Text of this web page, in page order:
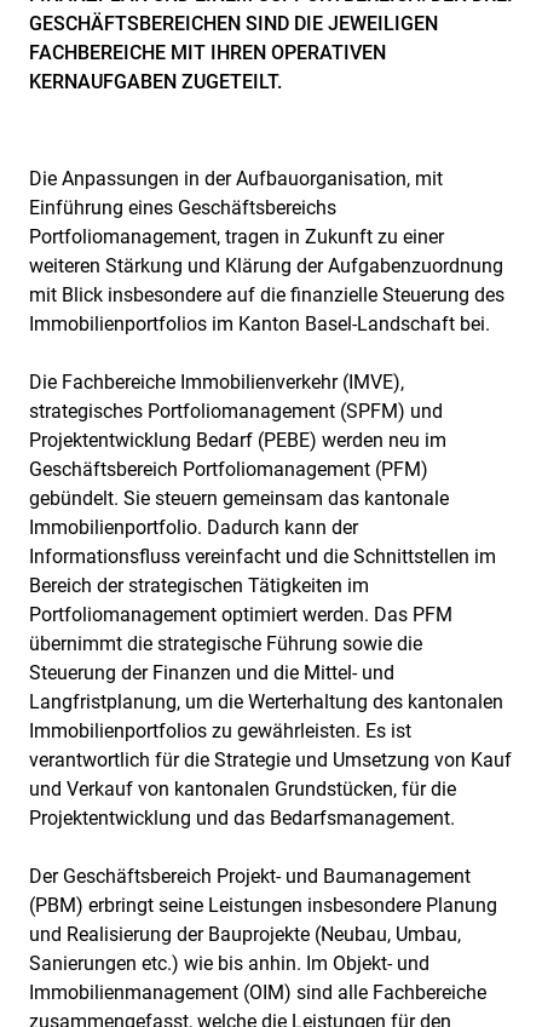
GESCHÄFTSBEREICHEN SIND DIE JEWEILIGEN
FACHBEREICHE MIT IHREN OPERATIVEN
KERNAUFGABEN ZUGETEILT.
Die Anpassungen in der Aufbauorganisation, mit
Einführung eines Geschäftsbereichs
Portfoliomanagement, tragen in Zukunft zu einer
weiteren Stärkung und Klärung der Aufgabenzuordnung
mit Blick insbesondere auf die finanzielle Steuerung des
Immobilienportfolios im Kanton Basel-Landschaft bei.
Die Fachbereiche Immobilienverkehr (IMVE),
strategisches Portfoliomanagement (SPFM) und
Projektentwicklung Bedarf (PEBE) werden neu im
Geschäftsbereich Portfoliomanagement (PFM)
gebündelt. Sie steuern gemeinsam das kantonale
Immobilienportfolio. Dadurch kann der
Informationsfluss vereinfacht und die Schnittstellen im
Bereich der strategischen Tätigkeiten im
Portfoliomanagement optimiert werden. Das PFM
übernimmt die strategische Führung sowie die
Steuerung der Finanzen und die Mittel- und
Langfristplanung, um die Werterhaltung des kantonalen
Immobilienportfolios zu gewährleisten. Es ist
verantwortlich für die Strategie und Umsetzung von Kauf
und Verkauf von kantonalen Grundstücken, für die
Projektentwicklung und das Bedarfsmanagement.
Der Geschäftsbereich Projekt- und Baumanagement
(PBM) erbringt seine Leistungen insbesondere Planung
und Realisierung der Bauprojekte (Neubau, Umbau,
Sanierungen etc.) wie bis anhin. Im Objekt- und
Immobilienmanagement (OIM) sind alle Fachbereiche
zusammengefasst, welche die Leistungen für den